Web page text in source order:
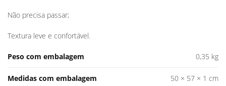
Não precisa passar;
Textura leve e confortável.
Peso com embalagem 0,35 kg
Medidas com embalagem 50 × 57 × 1 cm